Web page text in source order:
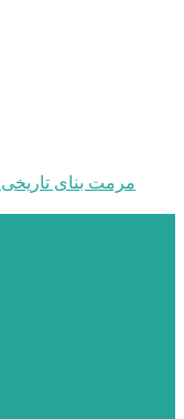
مرمت بنای